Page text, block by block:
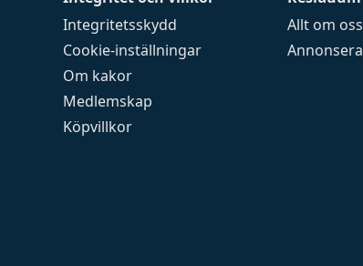
Integritetsskydd
Cookie-inställningar
Om kakor
Medlemskap
Köpvillkor
Allt om oss
Annonsera